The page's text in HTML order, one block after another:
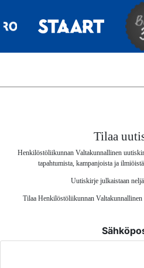
Tilaa
Henkilöstöliikunnan Valtakunnallinen
tapahtumista, kampanjoista ja
Uutiskirje julkaistaan
Tilaa Henkilöstöliikunnan